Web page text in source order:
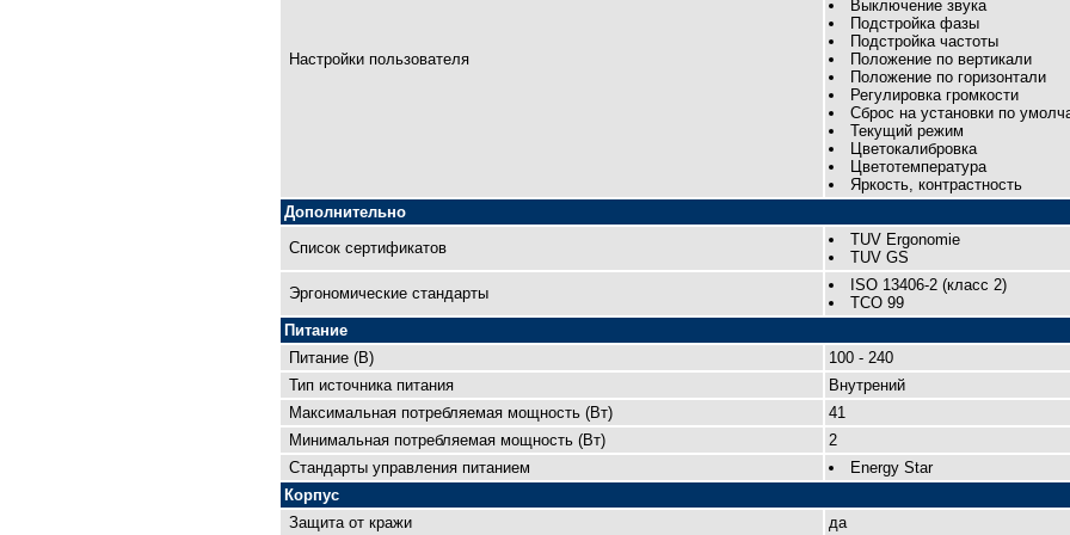
Настройки пользователя
Выключение звука
Подстройка фазы
Подстройка частоты
Положение по вертикали
Положение по горизонтали
Регулировка громкости
Сброс на установки по
Текущий режим
Цветокалибровка
Цветотемпература
Яркость, контрастность
Дополнительно
Список сертификатов
TUV Ergonomie
TUV GS
Эргономические стандарты
ISO 13406-2 (класс 2)
TCO 99
Питание
Питание (В)
100 - 240
Тип источника питания
Внутрений
Максимальная потребляемая мощность (Вт)
41
Минимальная потребляемая мощность (Вт)
2
Cтандарты управления питанием
Energy Star
Корпус
Защита от кражи
да